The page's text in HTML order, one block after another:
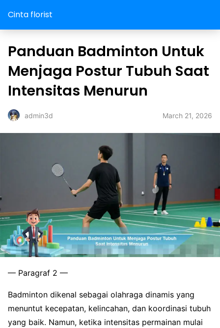
Cinta florist
Panduan Badminton Untuk
Menjaga Postur Tubuh Saat
Intensitas Menurun
admin3d March 21, 2026
— Paragraf 2 —
Badminton dikenal sebagai olahraga dinamis yang
menuntut kecepatan, kelincahan, dan koordinasi tubuh
yang baik. Namun, ketika intensitas permainan mulai